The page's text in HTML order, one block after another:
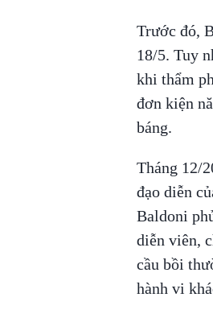
Trước đó,
18/5. Tuy
khi thẩm
đơn kiện
báng.
Tháng 12/
đạo diễn
Baldoni
diễn viên,
cầu bồi
hành vi